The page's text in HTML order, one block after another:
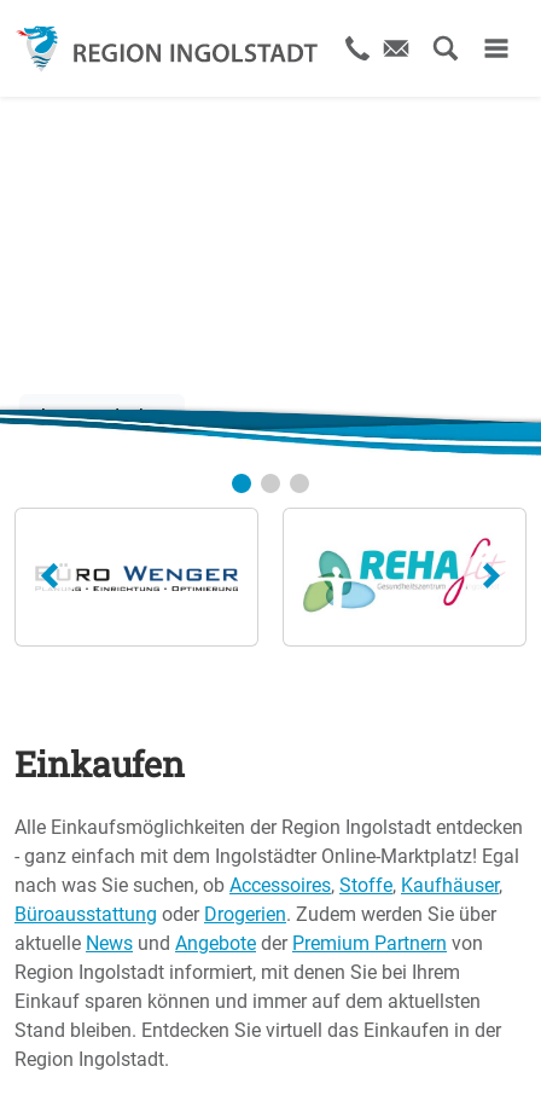
Jetzt entdecken
Einkaufen
Alle Einkaufsmöglichkeiten der Region Ingolstadt entdecken
- ganz einfach mit dem Ingolstädter Online-Marktplatz! Egal
nach was Sie suchen, ob Accessoires, Stoffe, Kaufhäuser,
Büroausstattung oder Drogerien. Zudem werden Sie über
aktuelle News und Angebote der Premium Partnern von
Region Ingolstadt informiert, mit denen Sie bei Ihrem
Einkauf sparen können und immer auf dem aktuellsten
Stand bleiben. Entdecken Sie virtuell das Einkaufen in der
Region Ingolstadt.